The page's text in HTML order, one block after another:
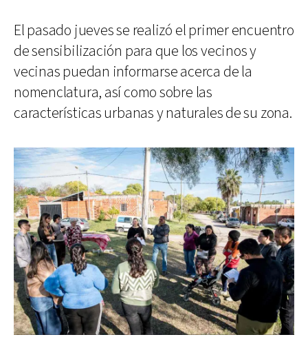
El pasado jueves se realizó el primer encuentro
de sensibilización para que los vecinos y
vecinas puedan informarse acerca de la
nomenclatura, así como sobre las
características urbanas y naturales de su zona.